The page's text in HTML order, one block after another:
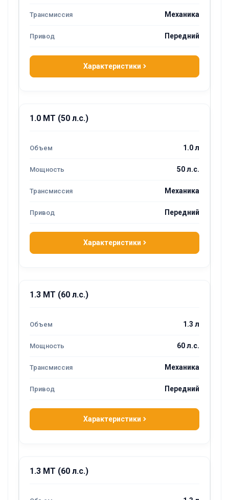
Механика
Передний
Характеристики
1.0 MT (50 л.с.)
1.0 л
50 л.с.
Механика
Передний
Характеристики
1.3 MT (60 л.с.)
1.3 л
60 л.с.
Механика
Передний
Характеристики
1.3 MT (60 л.с.)